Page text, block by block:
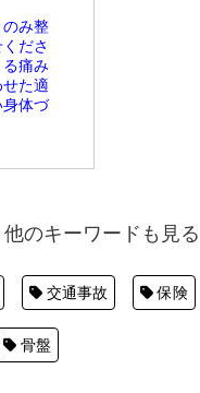
み整
ださ
痛み
た適
体づ
他のキーワードも見る
交通事故 保険
骨盤